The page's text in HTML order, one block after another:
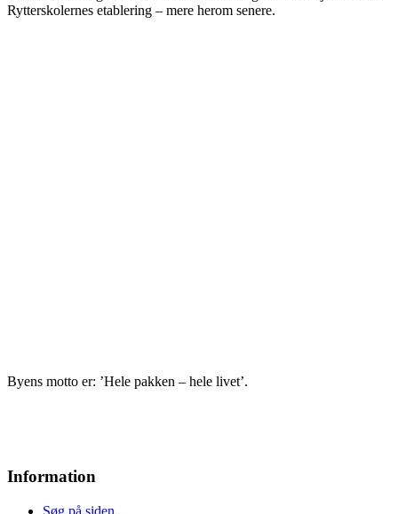
Rytterskolernes etablering – mere herom senere.
Byens motto er: ’Hele pakken – hele livet’.
Information
Søg på siden